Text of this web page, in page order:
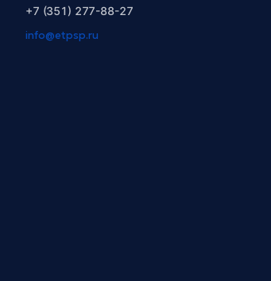
+7 (351) 277-88-27
info@etpsp.ru